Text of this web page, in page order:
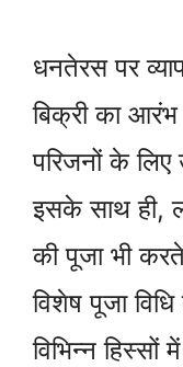
धनतेरस पर
बिक्री का
परिजनों के लिए
इसके साथ ही,
की पूजा भी
विशेष पूजा
विभिन्न हिस्सों